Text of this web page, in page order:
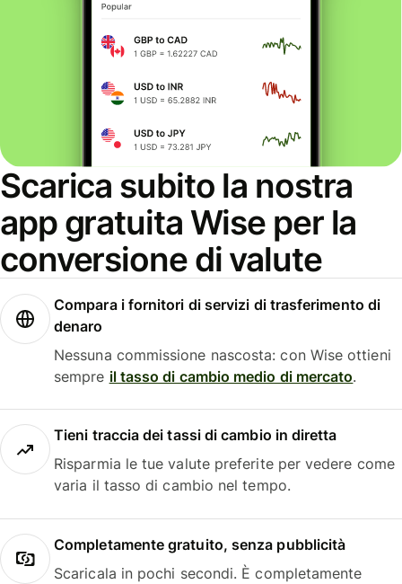
Scarica subito la nostra
app gratuita Wise per la
conversione di valute
Compara i fornitori di servizi di trasferimento di
denaro
Nessuna commissione nascosta: con Wise ottieni
sempre il tasso di cambio medio di mercato.
Tieni traccia dei tassi di cambio in diretta
Risparmia le tue valute preferite per vedere come
varia il tasso di cambio nel tempo.
Completamente gratuito, senza pubblicità
Scaricala in pochi secondi. È completamente